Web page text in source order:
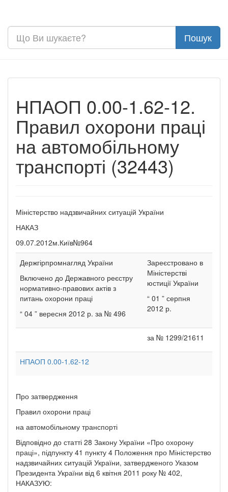
НПАОП 0.00-1.62-12.
Правил охорони праці
на автомобільному
транспорті (32443)
Міністерство надзвичайних ситуацій України
НАКАЗ
09.07.2012м.Київ№964
Держгірпромнагляд України
Включено до Державного реєстру
нормативно-правових актів з
питань охорони праці
“ 04 ” вересня 2012 р. за № 496
Зареєстровано в
Міністерстві
юстиції України
“ 01 ” серпня
2012 р.
за № 1299/21611
НПАОП 0.00-1.62-12
Про затвердження
Правил охорони праці
на автомобільному транспорті
Відповідно до статті 28 Закону України «Про охорону
праці», підпункту 41 пункту 4 Положення про Міністерство
надзвичайних ситуацій України, затвердженого Указом
Президента України від 6 квітня 2011 року № 402,
НАКАЗУЮ: